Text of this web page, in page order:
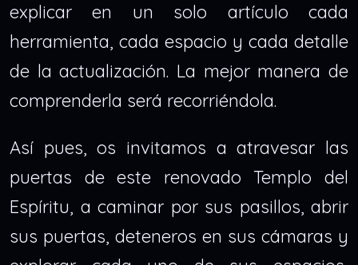
explicar en un solo artículo cada
herramienta, cada espacio y cada detalle
de la actualización. La mejor manera de
comprenderla será recorriéndola.
Así pues, os invitamos a atravesar las
puertas de este renovado Templo del
Espíritu, a caminar por sus pasillos, abrir
sus puertas, deteneros en sus cámaras y